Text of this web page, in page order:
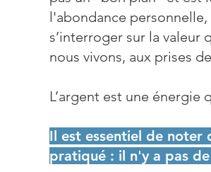
l'abondance
s’interroger sur la valeur
nous vivons, aux prises
L’argent est une
Il est essentiel de noter
pratiqué : il n'y a pas